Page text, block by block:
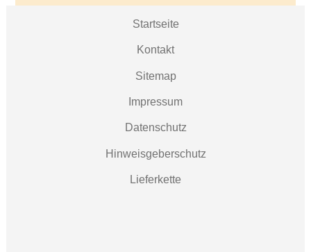
Startseite
Kontakt
Sitemap
Impressum
Datenschutz
Hinweisgeberschutz
Lieferkette